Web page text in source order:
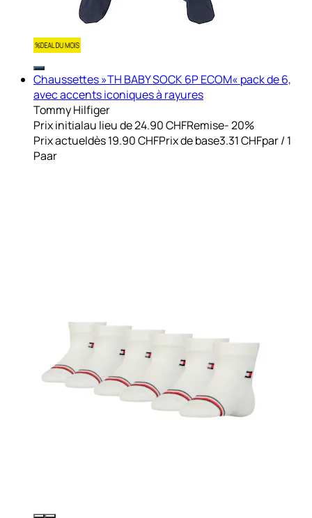
Chaussettes »TH BABY SOCK 6P ECOM« pack de 6,
avec accents iconiques à rayures
Tommy Hilfiger
Prix initialau lieu de 24.90 CHFRemise- 20%
Prix actueldès19.90 CHFPrix de base3.31 CHFpar/ 1
Paar